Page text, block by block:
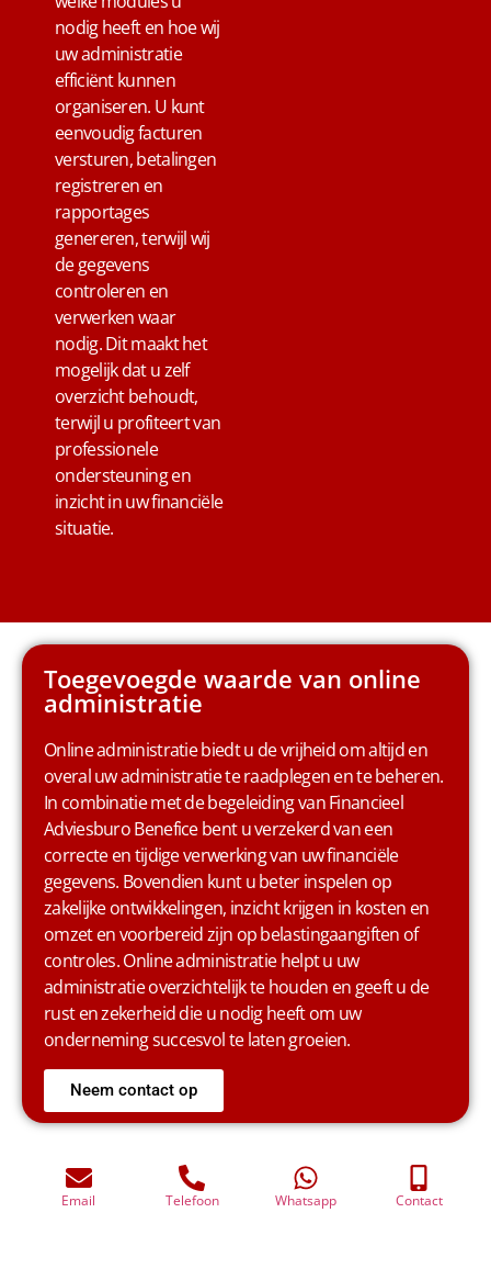
Email Telefoon Whatsapp
nodig heeft en hoe wij
uw administratie
efficiënt kunnen
organiseren. U kunt
eenvoudig facturen
versturen, betalingen
registreren en
rapportages
genereren, terwijl wij
de gegevens
controleren en
verwerken waar
nodig. Dit maakt het
mogelijk dat u zelf
overzicht behoudt,
terwijl u profiteert van
professionele
ondersteuning en
inzicht in uw financiële
situatie.
Toegevoegde waarde van online
administratie
Online administratie biedt u de vrijheid om altijd en
overal uw administratie te raadplegen en te beheren.
In combinatie met de begeleiding van Financieel
Adviesburo Benefice bent u verzekerd van een
correcte en tijdige verwerking van uw financiële
gegevens. Bovendien kunt u beter inspelen op
zakelijke ontwikkelingen, inzicht krijgen in kosten en
omzet en voorbereid zijn op belastingaangiften of
controles. Online administratie helpt u uw
administratie overzichtelijk te houden en geeft u de
rust en zekerheid die u nodig heeft om uw
onderneming succesvol te laten groeien.
Neem contact op